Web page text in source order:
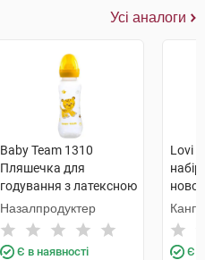
Усі аналоги
Baby Team 1310
Пляшечка для
годування з латексною
соскою Ningbo Raffini
250 мл 1 шт
Назалпродуктер
Є в наявності
Lovi
Є в